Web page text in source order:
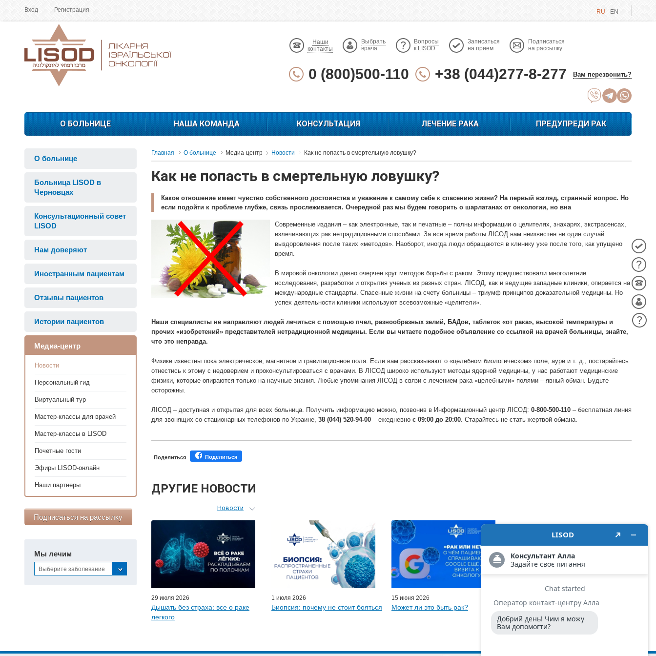
Вход Регистрация RU EN
Наши
контакты
Выбрать
врача
Вопросы
к LISOD
Записаться
на прием
Подписаться
на рассылку
0 (800)500-110 +38 (044)277-8-277 Вам перезвонить?
О БОЛЬНИЦЕ НАША КОМАНДА КОНСУЛЬТАЦИЯ ЛЕЧЕНИЕ РАКА ПРЕДУПРЕДИ РАК
О больнице
Больница LISOD в
Черновцах
Консультационный совет
LISOD
Нам доверяют
Иностранным пациентам
Отзывы пациентов
Истории пациентов
Медиа-центр
Новости
Персональный гид
Виртуальный тур
Мастер-классы для врачей
Мастер-классы в LISOD
Почетные гости
Эфиры LISOD-онлайн
Наши партнеры
Подписаться на рассылку
Мы лечим
Выберите заболевание
Главная О больнице Медиа-центр Новости Как не попасть в смертельную ловушку?
Как не попасть в смертельную ловушку?
Какое отношение имеет чувство собственного достоинства и уважение к самому себе к спасению жизни? На первый взгляд, странный вопрос. Но
если подойти к проблеме глубже, связь прослеживается. Очередной раз мы будем говорить о шарлатанах от онкологии, но вна
Современные издания – как электронные, так и печатные – полны информации о целителях, знахарях, экстрасенсах,
излечивающих рак нетрадиционными способами. За все время работы ЛIСОД нам неизвестен ни один случай
выздоровления после таких «методов». Наоборот, иногда люди обращаются в клинику уже после того, как упущено
время.
В мировой онкологии давно очерчен круг методов борьбы с раком. Этому предшествовали многолетние
исследования, разработки и открытия ученых из разных стран. ЛIСОД, как и ведущие западные клиники, опирается на
международные стандарты. Спасенные жизни на счету больницы – триумф принципов доказательной медицины. Но
успех деятельности клиники используют всевозможные «целители».
Наши специалисты не направляют людей лечиться с помощью пчел, разнообразных зелий, БАДов, таблеток «от рака», высокой температуры и
прочих «изобретений» представителей нетрадиционной медицины. Если вы читаете подобное объявление со ссылкой на врачей больницы, знайте,
что это неправда.
Физике известны пока электрическое, магнитное и гравитационное поля. Если вам рассказывают о «целебном биологическом» поле, ауре и т. д., постарайтесь
отнестись к этому с недоверием и проконсультироваться с врачами. В ЛICОД широко используют методы ядерной медицины, у нас работают медицинские
физики, которые опираются только на научные знания. Любые упоминания ЛIСОД в связи с лечением рака «целебными» полями – явный обман. Будьте
осторожны.
ЛIСОД – доступная и открытая для всех больница. Получить информацию можно, позвонив в Информационный центр ЛIСОД: 0-800-500-110 – бесплатная линия
для звонящих со стационарных телефонов по Украине, 38 (044) 520-94-00 – ежедневно с 09:00 до 20:00. Старайтесь не стать жертвой обмана.
Поделиться Поделиться
ДРУГИЕ НОВОСТИ
Новости
Персональный гид
Мастер-классы для врачей
Почетные гости
Эфиры LISOD-онлайн
Наши партнеры
29 июля 2026
Дышать без страха: все о раке
легкого
1 июля 2026
Биопсия: почему не стоит бояться
15 июня 2026
Может ли это быть рак?
Что делать, если в семье были
случаи рака?